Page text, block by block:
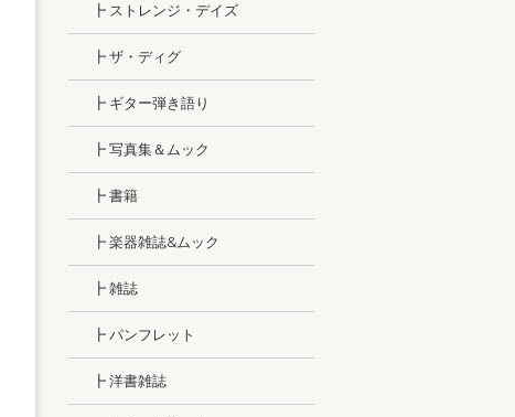
┣ ストレンジ・デイズ
┣ ザ・ディグ
┣ ギター弾き語り
┣ 写真集＆ムック
┣ 書籍
┣ 楽器雑誌&ムック
┣ 雑誌
┣ パンフレット
┣ 洋書雑誌